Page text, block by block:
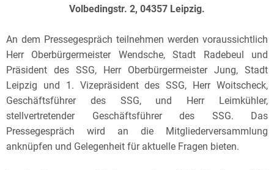
Volbedingstr. 2, 04357 Leipzig.
An dem Pressegespräch teilnehmen werden voraussichtlich
Herr Oberbürgermeister Wendsche, Stadt Radebeul und
Präsident des SSG, Herr Oberbürgermeister Jung, Stadt
Leipzig und 1. Vizepräsident des SSG, Herr Woitscheck,
Geschäftsführer des SSG, und Herr Leimkühler,
stellvertretender Geschäftsführer des SSG. Das
Pressegespräch wird an die Mitgliederversammlung
anknüpfen und Gelegenheit für aktuelle Fragen bieten.